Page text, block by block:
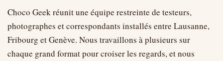
Choco Geek réunit une équipe restreinte de testeurs,
photographes et correspondants installés entre Lausanne,
Fribourg et Genève. Nous travaillons à plusieurs sur
chaque grand format pour croiser les regards, et nous